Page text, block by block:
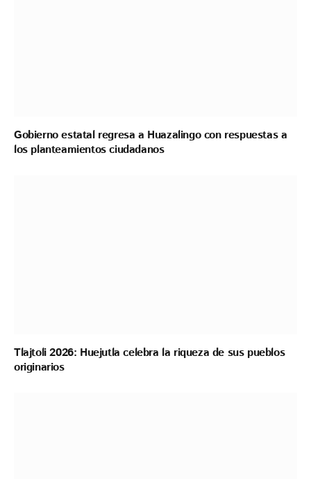
Gobierno estatal regresa a Huazalingo con respuestas a
los planteamientos ciudadanos
Tlajtoli 2026: Huejutla celebra la riqueza de sus pueblos
originarios